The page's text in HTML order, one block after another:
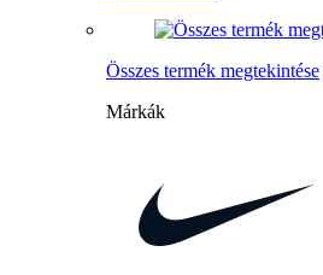
Összes termék megtekintése
Márkák